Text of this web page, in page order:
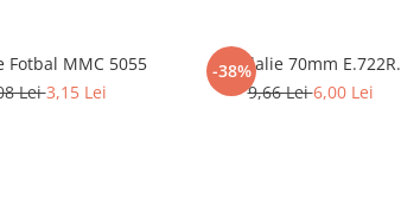
Fotbal MMC 5055
Lei3,15 Lei
-38%
Medalie 70mm E.722R.
9,66 Lei6,00 Lei